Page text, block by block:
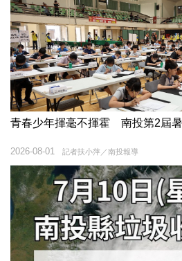
青春少年揮毫不揮霍 南投第2屆
記者扶小萍／南投報導
2026-08-01